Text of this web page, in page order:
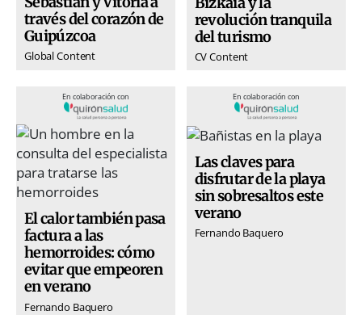
través del corazón de
Guipúzcoa
Global Content
revolución tranquila
del turismo
CV Content
En colaboración con
El calor también pasa
factura a las
hemorroides: cómo
evitar que empeoren
en verano
Fernando Baquero
En colaboración con
Las claves para
disfrutar de la playa
sin sobresaltos este
verano
Fernando Baquero